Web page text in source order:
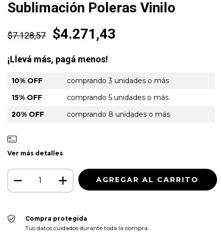
Sublimación Poleras Vinilo
$7.128,57 $4.271,43
¡Llevá más, pagá menos!
10% OFF
comprando 3 unidades o más
15% OFF
comprando 5 unidades o más
20% OFF
comprando 8 unidades o más
Ver más detalles
Compra protegida
Tus datos cuidados durante toda la compra.